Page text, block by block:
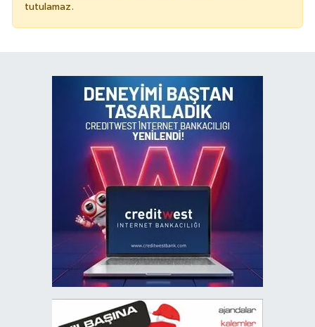
tutulamaz.